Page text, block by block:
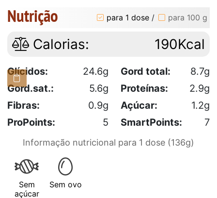
Nutrição para 1 dose / para 100 g
Calorias: 190Kcal
Glícidos: 24.6g Gord total:
8.7g
Gord.sat.:
5.6g Proteínas:
2.9g
Fibras:
0.9g Açúcar:
1.2g
ProPoints:
5 SmartPoints: 7
Informação nutricional para 1 dose (136g)
Sem
açúcar
Sem ovo